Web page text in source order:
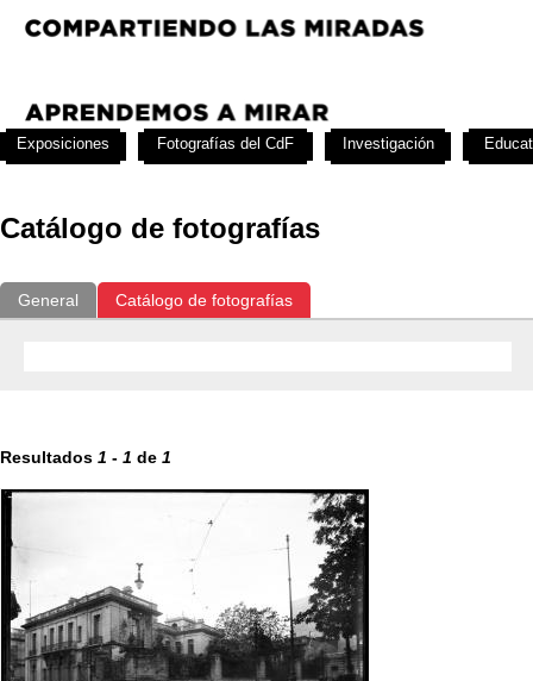
Catálogo de fotografías
General Catálogo de fotografías
Resultados 1 - 1 de 1
Exposiciones Fotografías del CdF Investigación